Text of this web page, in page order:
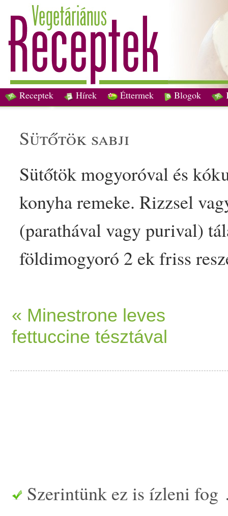
Receptek Hírek Éttermek Blogok
sütőtök sabji
Sütőtökmogyoróval és
konyha remeke. Rizzsel
(parathával vagypurival)
földimogyoró 2 ekfriss
kurkuma1 kg
« Minestrone leves
fettuccine tésztával
Szerintünk ez is ízleni